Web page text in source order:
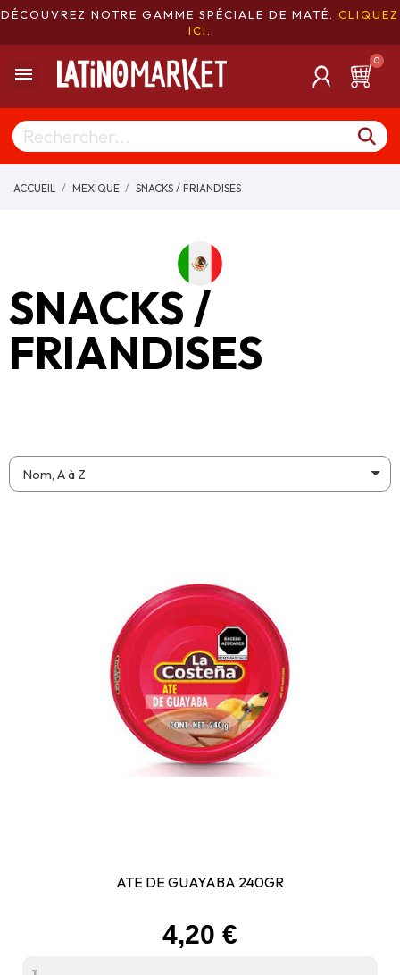
DÉCOUVREZ NOTRE GAMME SPÉCIALE DE MATÉ. CLIQUEZ
ICI
ACCUEIL MEXIQUE SNACKS / FRIANDISES
SNACKS /
FRIANDISES
ATE DE GUAYABA 240GR
Prix
4,20 €